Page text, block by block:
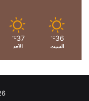
36
℃
السبت
37
℃
الأحد